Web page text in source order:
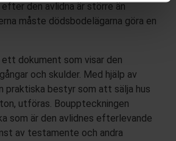
efterdenavlidnaär större än
måste dödsbodelägarna göra en
ett dokument som visar den
och skulder. Med hjälp av
praktiska bestyr som att sälja hus
, utföras. Bouppteckningen
som är den avlidnes efterlevande
av testamente och andra